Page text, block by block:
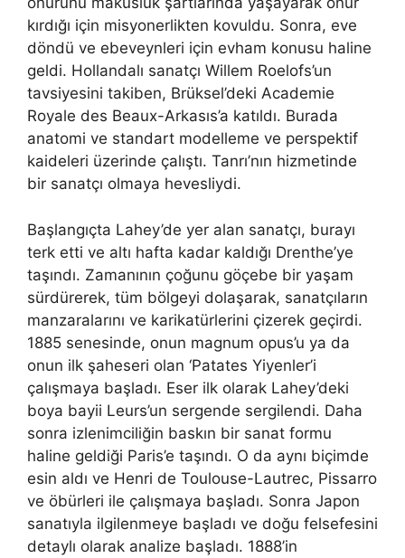
kırdığı için misyonerlikten kovuldu. Sonra, eve
döndü ve ebeveynleri için evham konusu haline
geldi. Hollandalı sanatçı Willem Roelofs’un
tavsiyesini takiben, Brüksel’deki Academie
Royale des Beaux-Arkasıs’a katıldı. Burada
anatomi ve standart modelleme ve perspektif
kaideleri üzerinde çalıştı. Tanrı’nın hizmetinde
bir sanatçı olmaya hevesliydi.
Başlangıçta Lahey’de yer alan sanatçı, burayı
terk etti ve altı hafta kadar kaldığı Drenthe’ye
taşındı. Zamanının çoğunu göçebe bir yaşam
sürdürerek, tüm bölgeyi dolaşarak, sanatçıların
manzaralarını ve karikatürlerini çizerek geçirdi.
1885 senesinde, onun magnum opus’u ya da
onun ilk şaheseri olan ‘Patates Yiyenler’i
çalışmaya başladı. Eser ilk olarak Lahey’deki
boya bayii Leurs’un sergende sergilendi. Daha
sonra izlenimciliğin baskın bir sanat formu
haline geldiği Paris’e taşındı. O da aynı biçimde
esin aldı ve Henri de Toulouse-Lautrec, Pissarro
ve öbürleri ile çalışmaya başladı. Sonra Japon
sanatıyla ilgilenmeye başladı ve doğu felsefesini
detaylı olarak analize başladı. 1888’in